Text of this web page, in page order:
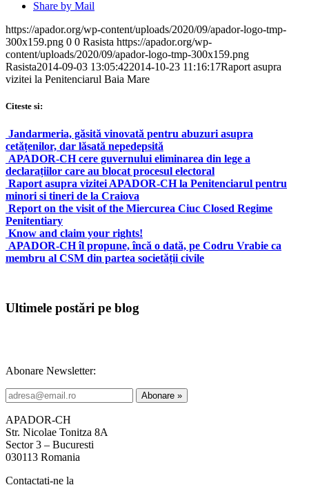
Share by Mail
https://apador.org/wp-content/uploads/2020/09/apador-logo-tmp-
300x159.png 0 0 Rasista https://apador.org/wp-
content/uploads/2020/09/apador-logo-tmp-300x159.png
Rasista2014-09-03 13:05:422014-10-23 11:16:17Raport asupra
vizitei la Penitenciarul Baia Mare
Citeste si:
Jandarmeria, găsită vinovată pentru abuzuri asupra
cetățenilor, dar lăsată nepedepsită
APADOR-CH cere guvernului eliminarea din lege a
declarațiilor care au blocat procesul electoral
Raport asupra vizitei APADOR-CH la Penitenciarul pentru
minori si tineri de la Craiova
Report on the visit of the Miercurea Ciuc Closed Regime
Penitentiary
Know and claim your rights!
APADOR-CH îl propune, încă o dată, pe Codru Vrabie ca
membru al CSM din partea societății civile
Ultimele postări pe blog
Abonare Newsletter:
APADOR-CH
Str. Nicolae Tonitza 8A
Sector 3 – Bucuresti
030113 Romania
Contactați-ne la